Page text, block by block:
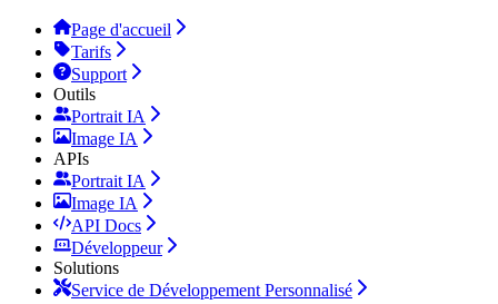
Page d'accueil
Tarifs
Support
Outils
Portrait IA
Image IA
APIs
Portrait IA
Image IA
API Docs
Développeur
Solutions
Service de Développement Personnalisé